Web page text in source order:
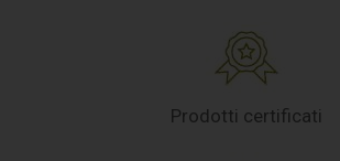
Prodotti certificati